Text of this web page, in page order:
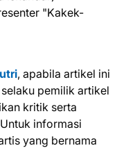
"Kakek-
, apabila artikel ini
pemilik artikel
kritik serta
informasi
yang bernama